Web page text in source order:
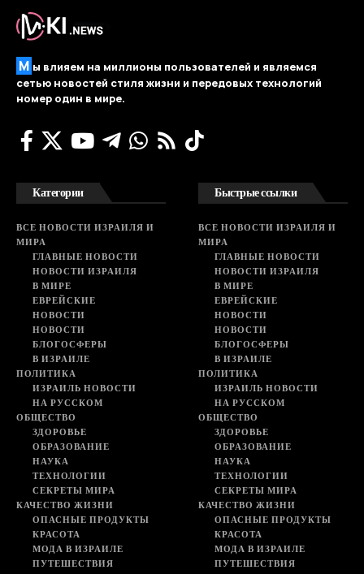
М ы влияем на миллионы пользователей и являемся
сетью новостей стиля жизни и передовых технологий
номер один в мире.
Категории
ВСЕ НОВОСТИ ИЗРАИЛЯ И
МИРА
ГЛАВНЫЕ НОВОСТИ
НОВОСТИ ИЗРАИЛЯ
В МИРЕ
ЕВРЕЙСКИЕ
НОВОСТИ
НОВОСТИ
БЛОГОСФЕРЫ
В ИЗРАИЛЕ
ПОЛИТИКА
ИЗРАИЛЬ НОВОСТИ
НА РУССКОМ
ОБЩЕСТВО
ЗДОРОВЬЕ
ОБРАЗОВАНИЕ
НАУКА
ТЕХНОЛОГИИ
СЕКРЕТЫ МИРА
КАЧЕСТВО ЖИЗНИ
ОПАСНЫЕ ПРОДУКТЫ
КРАСОТА
МОДА В ИЗРАИЛЕ
ПУТЕШЕСТВИЯ
Быстрые ссылки
ВСЕ НОВОСТИ ИЗРАИЛЯ И
МИРА
ГЛАВНЫЕ НОВОСТИ
НОВОСТИ ИЗРАИЛЯ
В МИРЕ
ЕВРЕЙСКИЕ
НОВОСТИ
НОВОСТИ
БЛОГОСФЕРЫ
В ИЗРАИЛЕ
ПОЛИТИКА
ИЗРАИЛЬ НОВОСТИ
НА РУССКОМ
ОБЩЕСТВО
ЗДОРОВЬЕ
ОБРАЗОВАНИЕ
НАУКА
ТЕХНОЛОГИИ
СЕКРЕТЫ МИРА
КАЧЕСТВО ЖИЗНИ
ОПАСНЫЕ ПРОДУКТЫ
КРАСОТА
МОДА В ИЗРАИЛЕ
ПУТЕШЕСТВИЯ